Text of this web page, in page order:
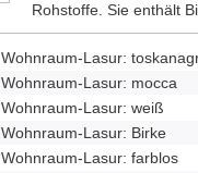
Rohstoffe. Sie enthält
Wohnraum-Lasur:
Wohnraum-Lasur: mocca
Wohnraum-Lasur: weiß
Wohnraum-Lasur: Birke
Wohnraum-Lasur: farblos